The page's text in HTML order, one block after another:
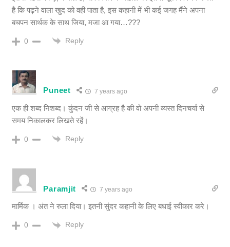
है कि पढ़ने वाला खुद को वही पाता है, इस कहानी में भी कई जगह मैंने अपना
बचपन सार्थक के साथ जिया, मजा आ गया…???
0 Reply
Puneet 7 years ago
एक ही शब्द निशब्द। कुंदन जी से आग्रह है की वो अपनी व्यस्त दिनचर्या से
समय निकालकर लिखते रहें।
0 Reply
Paramjit 7 years ago
मार्मिक । अंत ने रुला दिया। इतनी सुंदर कहानी के लिए बधाई स्वीकार करे।
0 Reply